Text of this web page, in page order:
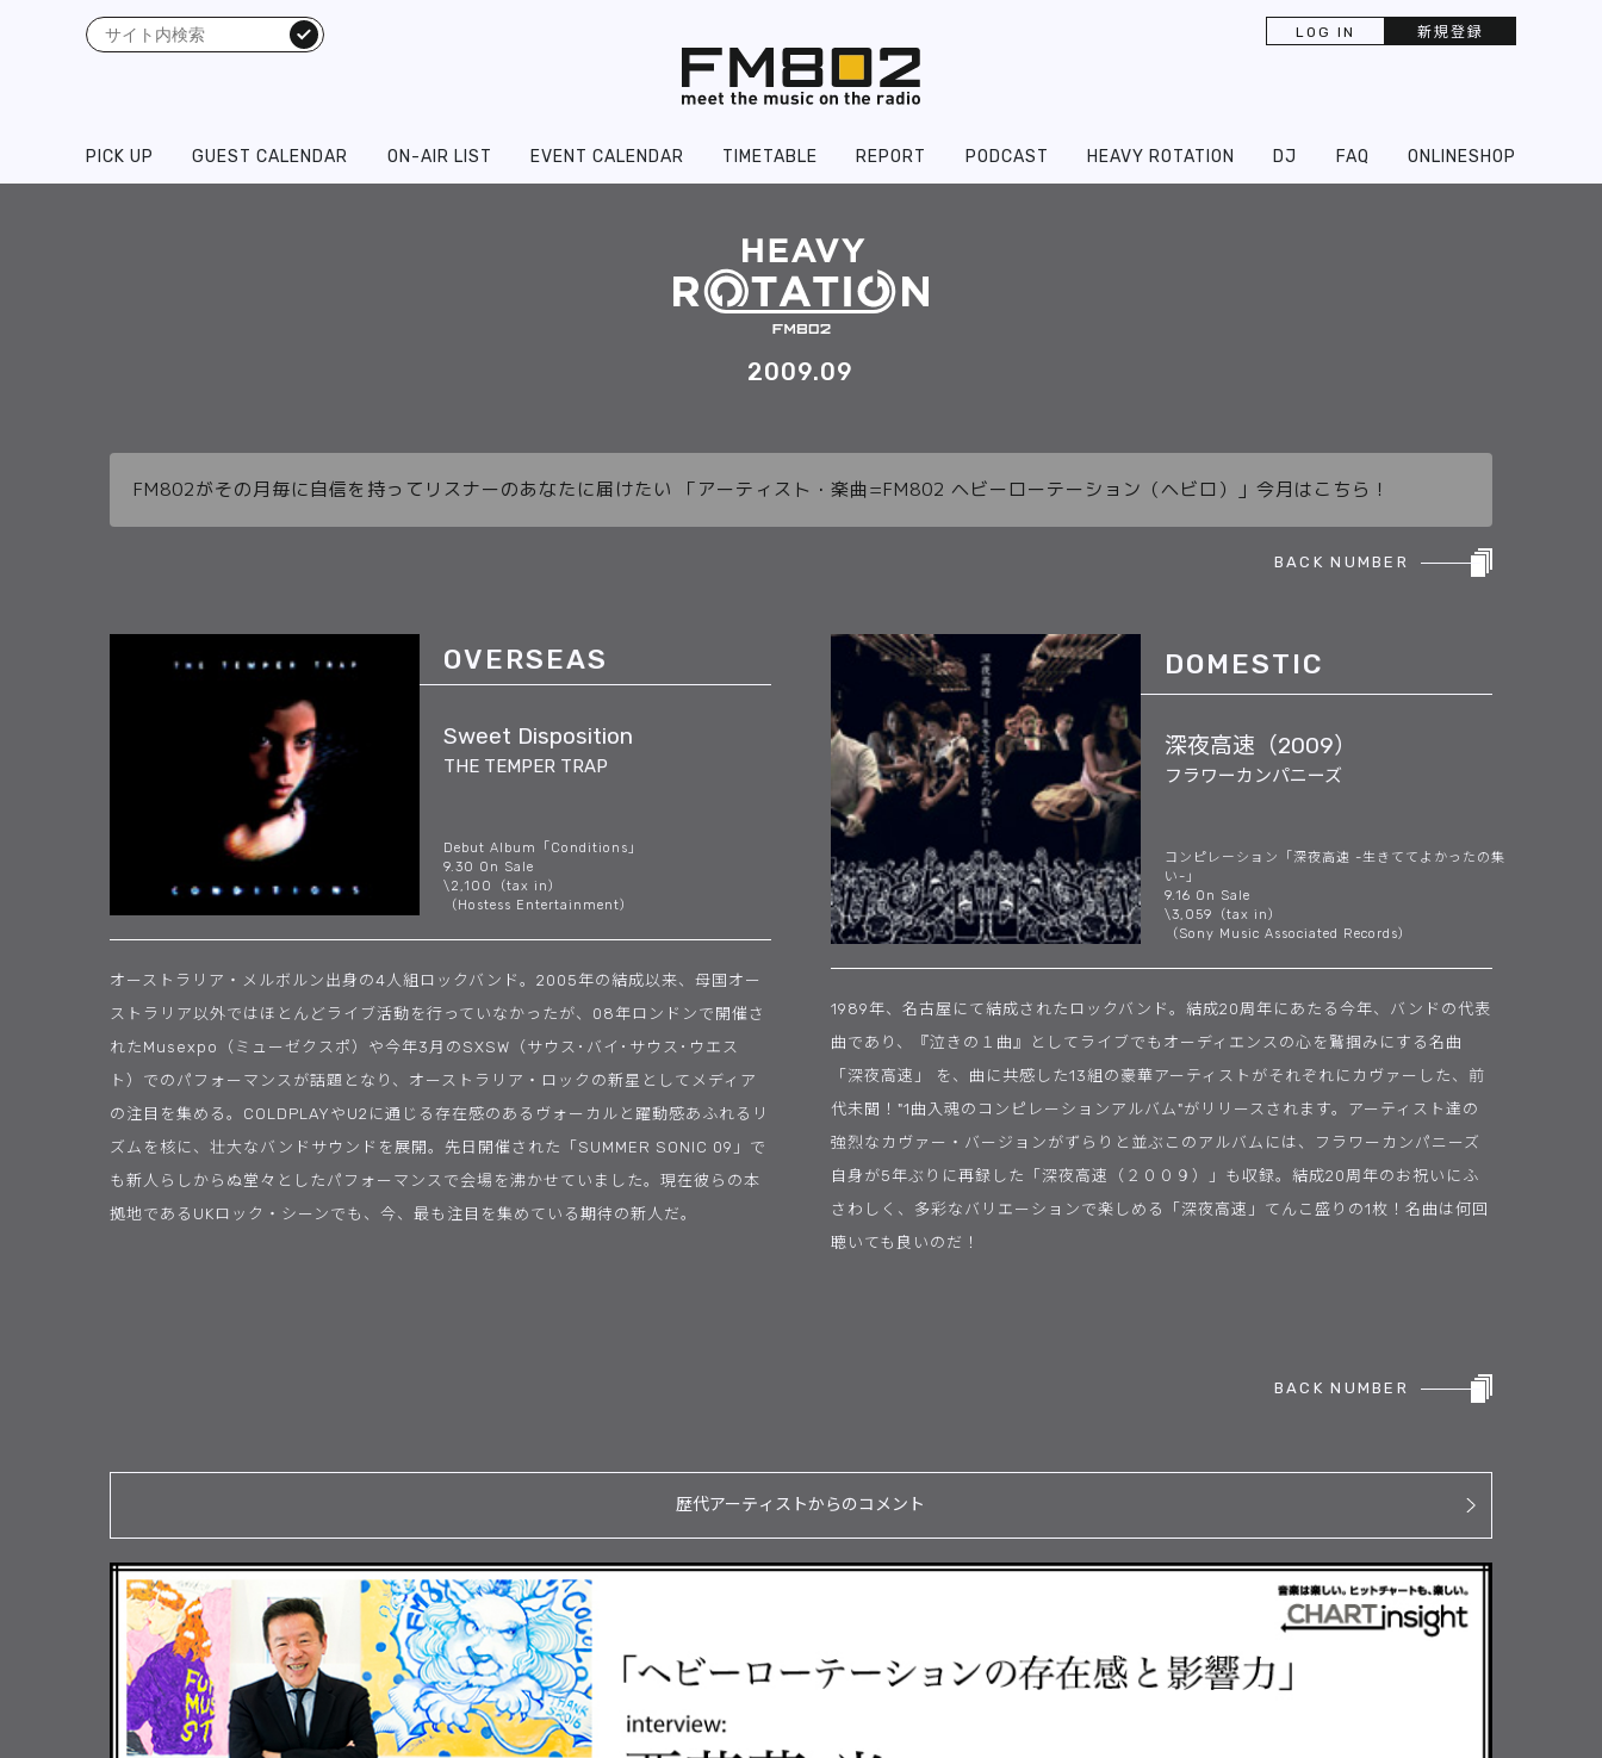
LOG IN 新規登録
検索
PICK UP GUEST CALENDAR ON-AIR LIST EVENT CALENDAR TIMETABLE REPORT PODCAST HEAVY ROTATION DJ FAQ ONLINESHOP
2009.09
FM802がその月毎に自信を持ってリスナーのあなたに届けたい 「アーティスト・楽曲=FM802 ヘビーローテーション（ヘビロ）」今月はこちら！
BACK NUMBER
OVERSEAS
Sweet Disposition
THE TEMPER TRAP
Debut Album「Conditions」
9.30 On Sale
\2,100（tax in）
（Hostess Entertainment）
オーストラリア・メルボルン出身の4人組ロックバンド。2005年の結成以来、母国オー
ストラリア以外ではほとんどライブ活動を行っていなかったが、08年ロンドンで開催さ
れたMusexpo（ミューゼクスポ）や今年3月のSXSW（サウス･バイ･サウス･ウエス
ト）でのパフォーマンスが話題となり、オーストラリア・ロックの新星としてメディア
の注目を集める。COLDPLAYやU2に通じる存在感のあるヴォーカルと躍動感あふれるリ
ズムを核に、壮大なバンドサウンドを展開。先日開催された「SUMMER SONIC 09」で
も新人らしからぬ堂々としたパフォーマンスで会場を沸かせていました。現在彼らの本
拠地であるUKロック・シーンでも、今、最も注目を集めている期待の新人だ。
DOMESTIC
深夜高速（2009）
フラワーカンパニーズ
コンピレーション「深夜高速 -生きててよかったの集
い-」
9.16 On Sale
\3,059（tax in）
（Sony Music Associated Records）
1989年、名古屋にて結成されたロックバンド。結成20周年にあたる今年、バンドの代表
曲であり、『泣きの１曲』としてライブでもオーディエンスの心を鷲掴みにする名曲
「深夜高速」 を、曲に共感した13組の豪華アーティストがそれぞれにカヴァーした、前
代未聞！"1曲入魂のコンピレーションアルバム"がリリースされます。アーティスト達の
強烈なカヴァー・バージョンがずらりと並ぶこのアルバムには、フラワーカンパニーズ
自身が5年ぶりに再録した「深夜高速（２００９）」も収録。結成20周年のお祝いにふ
さわしく、多彩なバリエーションで楽しめる「深夜高速」てんこ盛りの1枚！名曲は何回
聴いても良いのだ！
BACK NUMBER
歴代アーティストからのコメント